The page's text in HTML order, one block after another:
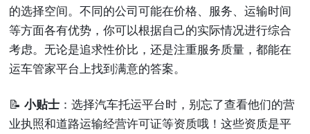
的选择空间。不同的公司可能在价格、服务、运输时间
等方面各有优势，你可以根据自己的实际情况进行综合
考虑。无论是追求性价比，还是注重服务质量，都能在
运车管家平台上找到满意的答案。
📝小贴士 ：选择汽车托运平台时，别忘了查看他们的营
业执照和道路运输经营许可证等资质哦！这些资质是平